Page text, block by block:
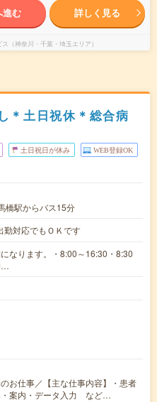
進む 詳しく見る
（神奈川・千葉・埼玉エリア）
＊土日祝休＊総合病
土日祝日が休み WEB登録OK
橋駅からバス15分
勤対応でもＯＫです
なります。・8:00～16:30・8:30
お仕事／【主な仕事内容】・患者
・案内・データ入力 など…